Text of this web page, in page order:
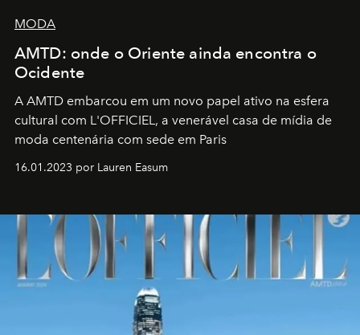
MODA
AMTD: onde o Oriente ainda encontra o
Ocidente
A AMTD embarcou em um novo papel ativo na esfera
cultural com L'OFFICIEL, a venerável casa de mídia de
moda centenária com sede em Paris
16.01.2023 por Lauren Easum